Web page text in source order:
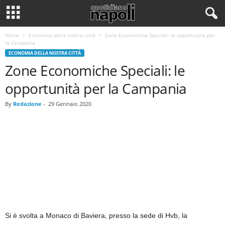
Home Economia della nostra città
Zone Economiche Speciali: le opportunità per
la Campania
ECONOMIA DELLA NOSTRA CITTÀ
Zone Economiche Speciali: le
opportunità per la Campania
By Redazione - 29 Gennaio 2020
Si è svolta a Monaco di Baviera, presso la sede di Hvb, la